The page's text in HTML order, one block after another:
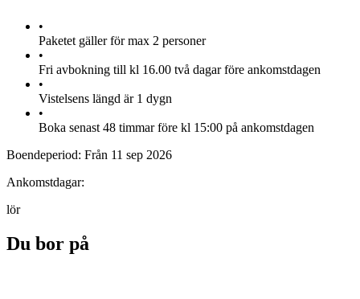
•
Paketet gäller för max 2 personer
•
Fri avbokning till kl 16.00 två dagar före ankomstdagen
•
Vistelsens längd är 1 dygn
•
Boka senast 48 timmar före kl 15:00 på ankomstdagen
Boendeperiod: Från 11 sep 2026
Ankomstdagar:
lör
Du bor på